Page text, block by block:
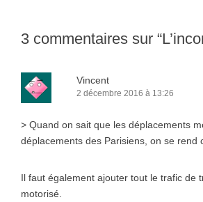
3 commentaires sur “
Vincent
2 décembre 2016 à 13:26
> Quand on sait que les déplacements
déplacements des Parisiens, on se rend
Il faut également ajouter tout le trafic de
motorisé.